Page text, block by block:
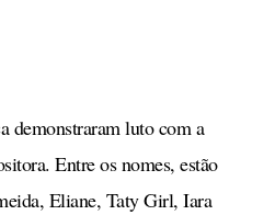
demonstraram luto com a
Entre os nomes, estão
Eliane, Taty Girl, Iara